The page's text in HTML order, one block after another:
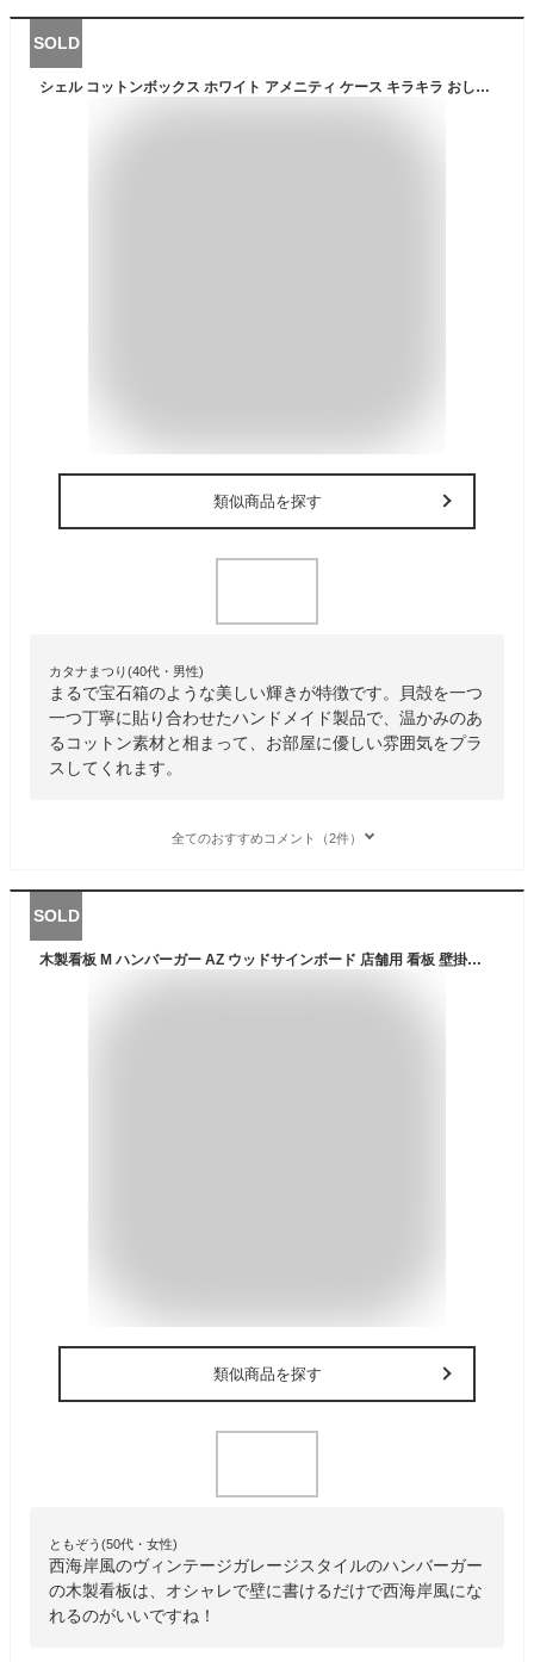
SOLD
シェル コットンボックス ホワイト アメニティ ケース キラキラ おしゃれ かわいい 小物入れ 小箱 ジュエリーボックス 貝殻 バリ雑貨 アジアン雑貨 マリンインテリア ハワイアン 西海岸
類似商品を探す
カタナまつり(40代・男性)
まるで宝石箱のような美しい輝きが特徴です。貝殻を一つ
一つ丁寧に貼り合わせたハンドメイド製品で、温かみのあ
るコットン素材と相まって、お部屋に優しい雰囲気をプラ
スしてくれます。
全てのおすすめコメント（2件）
SOLD
木製看板 M ハンバーガー AZ ウッドサインボード 店舗用 看板 壁掛け 壁面 装飾 インテリア おしゃれ ファーストフード バーガーショップ ダイナー 飲食店 オールドアメリカン レトロ 西海岸風 アメリカン雑貨
類似商品を探す
ともぞう(50代・女性)
西海岸風のヴィンテージガレージスタイルのハンバーガー
の木製看板は、オシャレで壁に書けるだけで西海岸風にな
れるのがいいですね！